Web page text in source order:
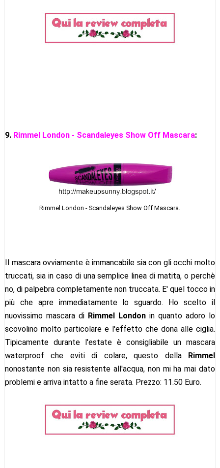
9. Rimmel London - Scandaleyes Show Off Mascara:
Rimmel London - Scandaleyes Show Off Mascara.
Il mascara ovviamente è immancabile sia con gli occhi molto
truccati, sia in caso di una semplice linea di matita, o perchè
no, di palpebra completamente non truccata. E' quel tocco in
più che apre immediatamente lo sguardo. Ho scelto il
nuovissimo mascara di Rimmel London in quanto adoro lo
scovolino molto particolare e l'effetto che dona alle ciglia.
Tipicamente durante l'estate è consigliabile un mascara
waterproof che eviti di colare, questo della
Rimmel
nonostante non sia resistente all'acqua, non mi ha mai dato
problemi e arriva intatto a fine serata. Prezzo: 11.50 Euro.